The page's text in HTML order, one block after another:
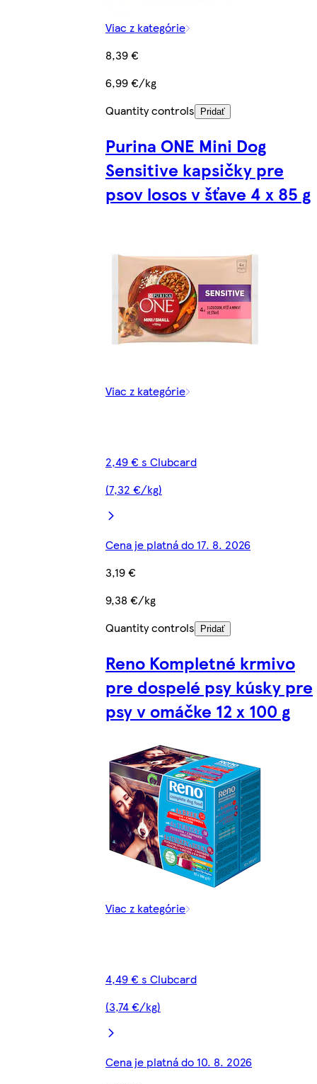
Viac z kategórie
8,39 €
6,99 €/kg
Quantity controls
Pridať
Purina ONE Mini Dog
Sensitive kapsičky pre
psov losos v šťave 4 x 85 g
Viac z kategórie
2,49 € s Clubcard
(7,32 €/kg)
Cena je platná do 17. 8. 2026
3,19 €
9,38 €/kg
Quantity controls
Pridať
Reno Kompletné krmivo
pre dospelé psy kúsky pre
psy v omáčke 12 x 100 g
Viac z kategórie
4,49 € s Clubcard
(3,74 €/kg)
Cena je platná do 10. 8. 2026